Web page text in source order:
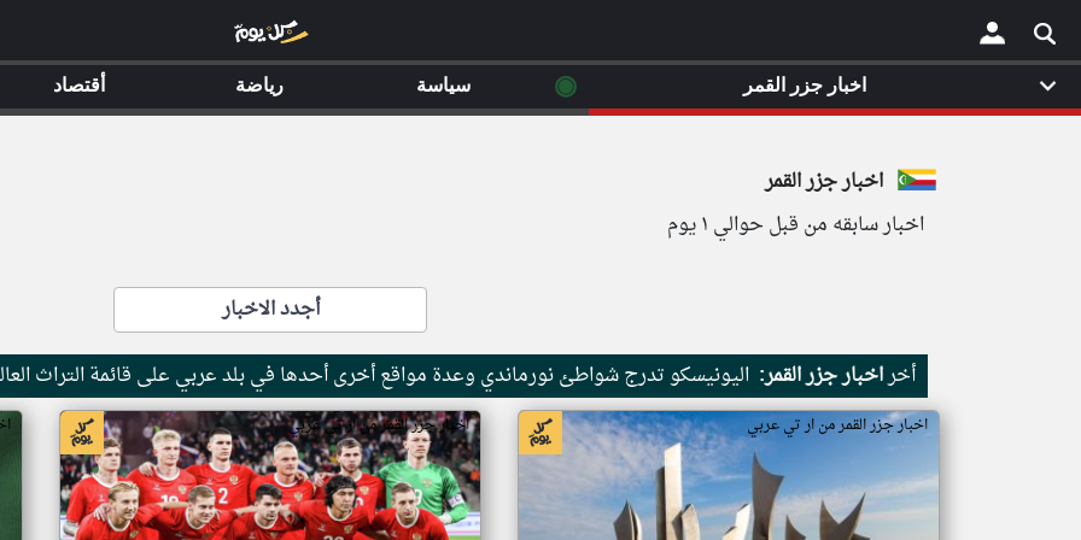
×
اخبار جزر القمر
اخبار سابقه من قبل حوالي ١ يوم
أجدد الاخبار
أخراخبار جزر القمر: اليونيسكو تدرج شواطئ نورماندي وعدة مواقع أخرى أحدها في بلد عربي على قائمة التراث
اخبار جزر القمر من ار تي عربي اخبار جزر القمر من ار تي عربي
اخبار جزر القمر ◉ سياسة رياضة أقتصاد